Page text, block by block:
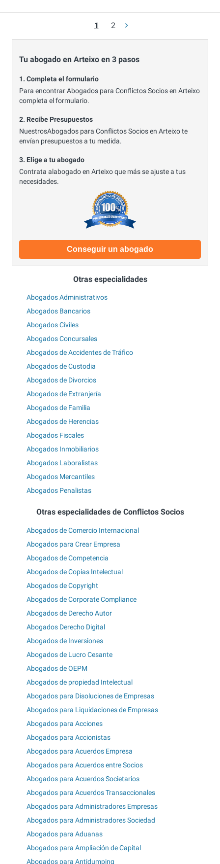
1 2
Tu abogado en Arteixo en 3 pasos
1. Completa el formulario
Para encontrar Abogados para Conflictos Socios en Arteixo
completa el formulario.
2. Recibe Presupuestos
NuestrosAbogados para Conflictos Socios en Arteixo te
envían presupuestos a tu medida.
3. Elige a tu abogado
Contrata alabogado en Arteixo que más se ajuste a tus
necesidades.
Conseguir un abogado
Otras especialidades
Abogados Administrativos
Abogados Bancarios
Abogados Civiles
Abogados Concursales
Abogados de Accidentes de Tráfico
Abogados de Custodia
Abogados de Divorcios
Abogados de Extranjería
Abogados de Familia
Abogados de Herencias
Abogados Fiscales
Abogados Inmobiliarios
Abogados Laboralistas
Abogados Mercantiles
Abogados Penalistas
Otras especialidades de Conflictos Socios
Abogados de Comercio Internacional
Abogados para Crear Empresa
Abogados de Competencia
Abogados de Copias Intelectual
Abogados de Copyright
Abogados de Corporate Compliance
Abogados de Derecho Autor
Abogados Derecho Digital
Abogados de Inversiones
Abogados de Lucro Cesante
Abogados de OEPM
Abogados de propiedad Intelectual
Abogados para Disoluciones de Empresas
Abogados para Liquidaciones de Empresas
Abogados para Acciones
Abogados para Accionistas
Abogados para Acuerdos Empresa
Abogados para Acuerdos entre Socios
Abogados para Acuerdos Societarios
Abogados para Acuerdos Transaccionales
Abogados para Administradores Empresas
Abogados para Administradores Sociedad
Abogados para Aduanas
Abogados para Ampliación de Capital
Abogados para Antidumping